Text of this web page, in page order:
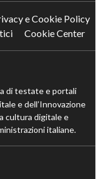
e Cookie Policy
Cookie Center
di testate e portali
e dell’Innovazione
cultura digitale e
italiane.